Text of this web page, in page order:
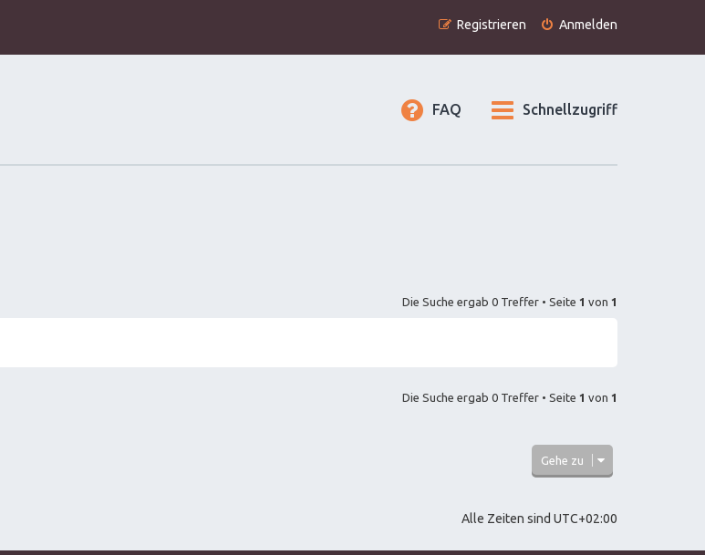
Anmelden
Registrieren
Schnellzugriff
FAQ
Die Suche ergab 0 Treffer • Seite 1 von 1
Die Suche ergab 0 Treffer • Seite 1 von 1
Gehe zu
Alle Zeiten sind UTC+02:00